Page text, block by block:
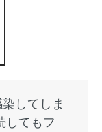
してしま
してもフ